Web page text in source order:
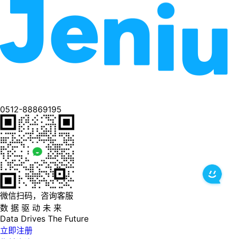
0512-88869195
微信扫码，咨询客服
数 据 驱 动 未 来
Data Drives The Future
立即注册